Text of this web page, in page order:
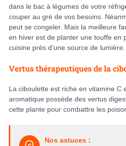
dans le bac à légumes de votre
couper au gré de vos besoins.
peut se congeler. Mais la meilleure
en hiver est de planter une touffe en
cuisine près d’une source de lumière.
Vertus thérapeutiques de la
La ciboulette est riche en vitamine C
aromatique possède des vertus
cette plante pour combattre les
Nos astuces :